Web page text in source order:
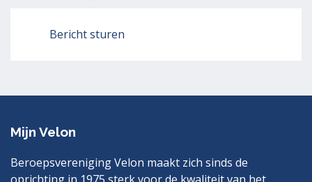
Bericht sturen
Mijn Velon
Beroepsvereniging Velon maakt zich sinds de